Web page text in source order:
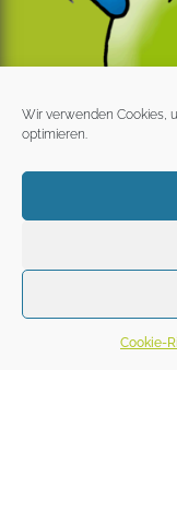
Wir verwenden Cookies,
optimieren.
Cookie-